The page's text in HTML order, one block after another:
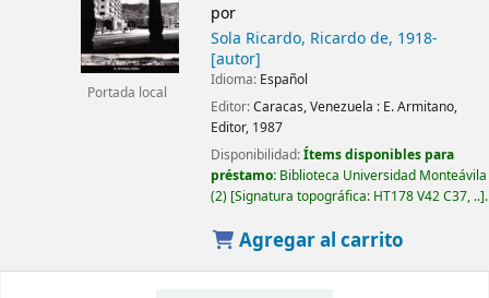
Portada local
por
Sola Ricardo, Ricardo de, 1918-
[autor]
Idioma: Español
Editor:Caracas, Venezuela : E. Armitano,
Editor, 1987
Disponibilidad:Ítems disponibles para
préstamo: Biblioteca Universidad Monteávila
(2) Signatura topográfica: HT178 V42 C37, .. .
Agregar al carrito